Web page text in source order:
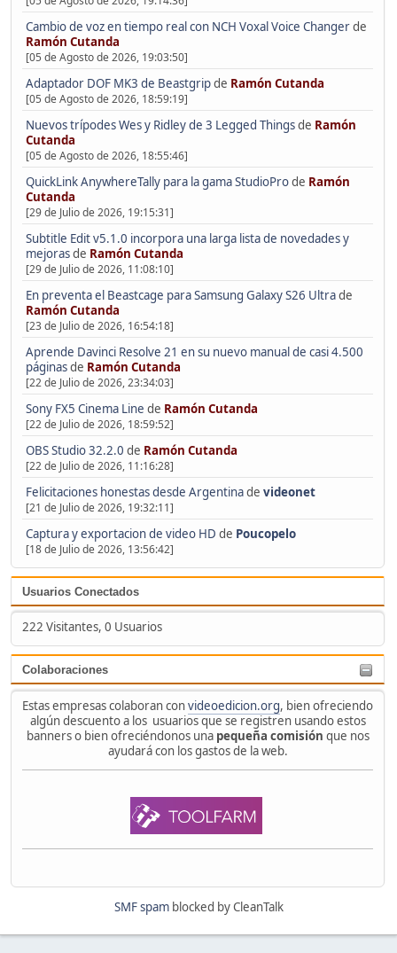
Cambio de voz en tiempo real con NCH Voxal Voice Changerde
Ramón Cutanda
[05 de Agosto de 2026, 19:03:50]
Adaptador DOF MK3 de Beastgripde Ramón Cutanda
[05 de Agosto de 2026, 18:59:19]
Nuevos trípodes Wes y Ridley de 3 Legged Thingsde Ramón
Cutanda
[05 de Agosto de 2026, 18:55:46]
QuickLink AnywhereTally para la gama StudioProde Ramón
Cutanda
[29 de Julio de 2026, 19:15:31]
Subtitle Edit v5.1.0 incorpora una larga lista de novedades y
mejorasde Ramón Cutanda
[29 de Julio de 2026, 11:08:10]
En preventa el Beastcage para Samsung Galaxy S26 Ultrade
Ramón Cutanda
[23 de Julio de 2026, 16:54:18]
Aprende Davinci Resolve 21 en su nuevo manual de casi 4.500
páginasde Ramón Cutanda
[22 de Julio de 2026, 23:34:03]
Sony FX5 Cinema Line de Ramón Cutanda
[22 de Julio de 2026, 18:59:52]
OBS Studio 32.2.0 de Ramón Cutanda
[22 de Julio de 2026, 11:16:28]
Felicitaciones honestas desde Argentinade videonet
[21 de Julio de 2026, 19:32:11]
Captura y exportacion de video HD de Poucopelo
[18 de Julio de 2026, 13:56:42]
Usuarios Conectados
222 Visitantes, 0 Usuarios
Colaboraciones
Estas empresas colaboran convideoedicion.org, bien ofreciendo
algún descuento a los usuarios que se registren usando estos
banners o bien ofreciéndonos una pequeña comisión que nos
ayudará con los gastos de la web.
SMF spamblocked by CleanTalk